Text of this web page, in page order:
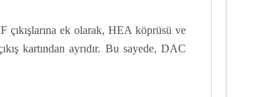
ek olarak, HEA köprüsü ve
kartından ayrıdır. Bu sayede, DAC